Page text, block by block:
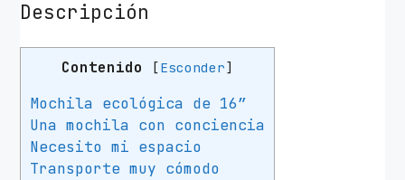
a
Descripción
Contenido [Esconder]
Mochila ecológica de 16”
Una mochila con conciencia
Necesito mi espacio
Transporte muy cómodo